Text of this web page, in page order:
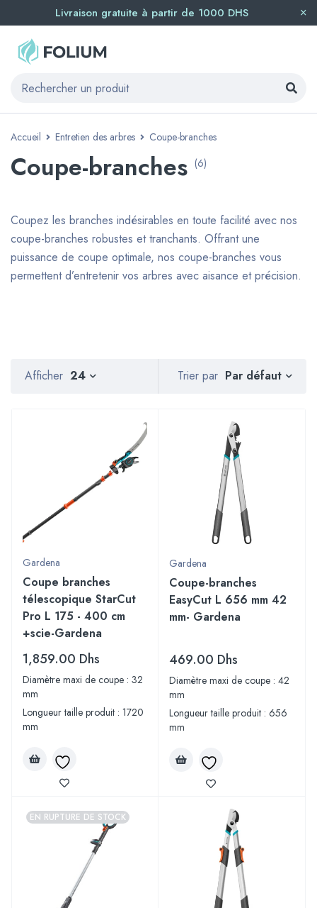
Livraison gratuite à partir de 1000 DHS
Accueil Entretien des arbres Coupe-branches
Coupe-branches (6)
Coupez les branches indésirables en toute facilité avec nos
coupe-branches robustes et tranchants. Offrant une
puissance de coupe optimale, nos coupe-branches vous
permettent d’entretenir vos arbres avec aisance et précision.
Trier par Par défaut
Afficher 24
Gardena
Coupe branches
télescopique StarCut
Pro L 175 - 400 cm
+scie-Gardena
1,859.00 Dhs
Diamètre maxi de coupe : 32
mm
Longueur taille produit : 1720
mm
Gardena
Coupe-branches
EasyCut L 656 mm 42
mm- Gardena
469.00 Dhs
Diamètre maxi de coupe : 42
mm
Longueur taille produit : 656
mm
EN RUPTURE DE STOCK